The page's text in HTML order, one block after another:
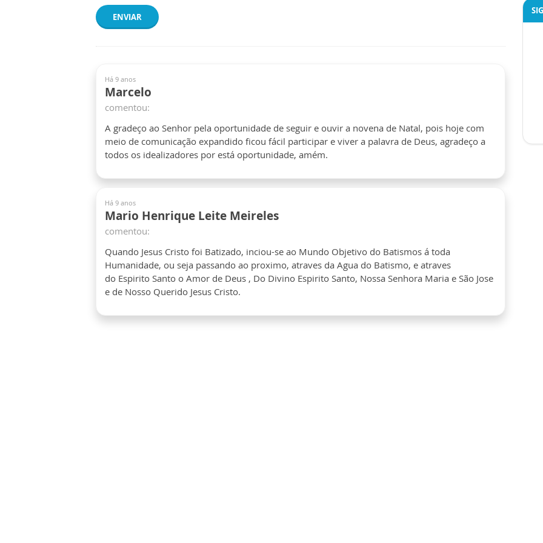
ENVIAR
Há 9 anos
Marcelo
comentou:
A gradeço ao Senhor pela oportunidade de seguir e ouvir a novena de Natal, pois hoje com
meio de comunicação expandido ficou fácil participar e viver a palavra de Deus, agradeço a
todos os idealizadores por está oportunidade, amém.
Há 9 anos
Mario Henrique Leite Meireles
comentou:
Quando Jesus Cristo foi Batizado, inciou-se ao Mundo Objetivo do Batismos á toda
Humanidade, ou seja passando ao proximo, atraves da Agua do Batismo, e atraves
do Espirito Santo o Amor de Deus , Do Divino Espirito Santo, Nossa Senhora Maria e São Jose
e de Nosso Querido Jesus Cristo.